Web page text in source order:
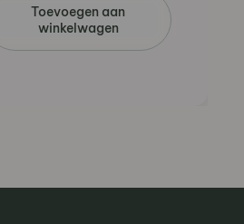
Toevoegen aan
winkelwagen